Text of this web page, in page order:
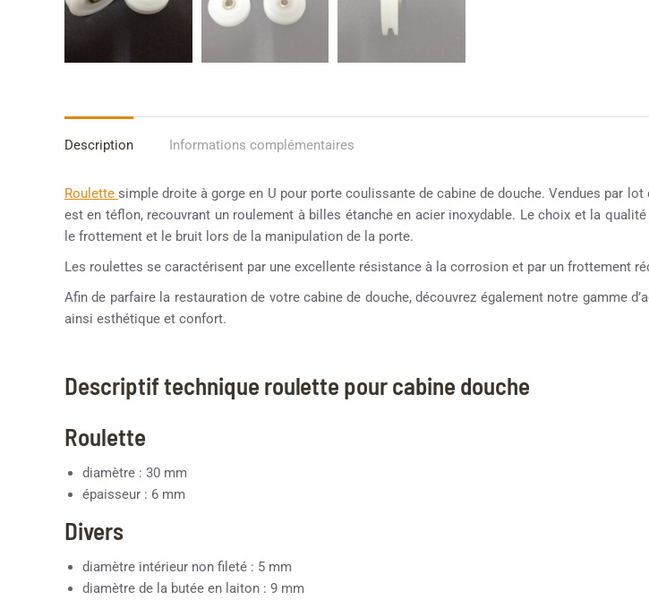
Description Informations complémentaires
Roulettesimple droite à gorge en U pour porte coulissante de cabine de douche. Vendues par lot
est en téflon, recouvrant un roulement à billes étanche en acier inoxydable. Le choix et la
le frottement et le bruit lors de la manipulation de la porte.
Les roulettes se caractérisent par une excellente résistance à la corrosion et par un frottement
Afin de parfaire la restauration de votre cabine de douche, découvrez également notre gamme
ainsi esthétique et confort.
Descriptif technique roulette pour cabine douche
Roulette
diamètre : 30 mm
épaisseur : 6 mm
Divers
diamètre intérieur non fileté : 5 mm
diamètre de la butée en laiton : 9 mm